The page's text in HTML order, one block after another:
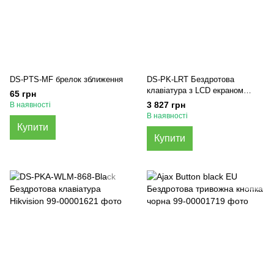
DS-PTS-MF брелок зближення
65 грн
В наявності
Купити
DS-PK-LRT Бездротова
клавіатура з LCD екраном
(868MHz)
3 827 грн
В наявності
Купити